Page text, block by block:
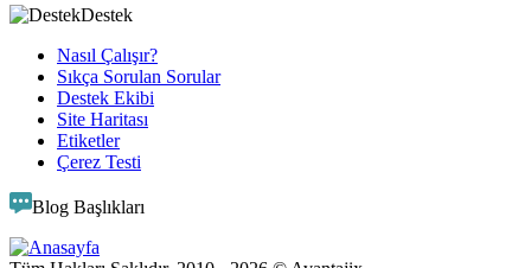
Destek
Nasıl Çalışır?
Sıkça Sorulan Sorular
Destek Ekibi
Site Haritası
Etiketler
Çerez Testi
Blog Başlıkları